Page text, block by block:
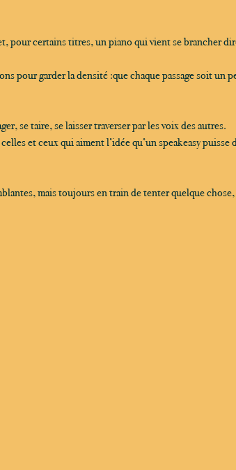
pour certains titres, un piano qui vient se brancher
pour garder la densité :que chaque passage soit
se taire, se laisser traverser par les voix des autres.
et ceux qui aiment l’idée qu’un speakeasy puisse
mais toujours en train de tenter quelque